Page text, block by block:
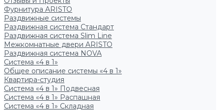
Фурнитура ARISTO
Раздвижные системы
Раздвижная система Стандарт
Раздвижная система Slim Line
Межкомнатные двери ARISTO
Раздвижная система NOVA
Система «4 в 1»
Общее описание системы «4 в 1»
Квартира-студия
Система «4 в 1» Подвесная
Система «4 в 1» Распашная
Система «4 в 1» Складная